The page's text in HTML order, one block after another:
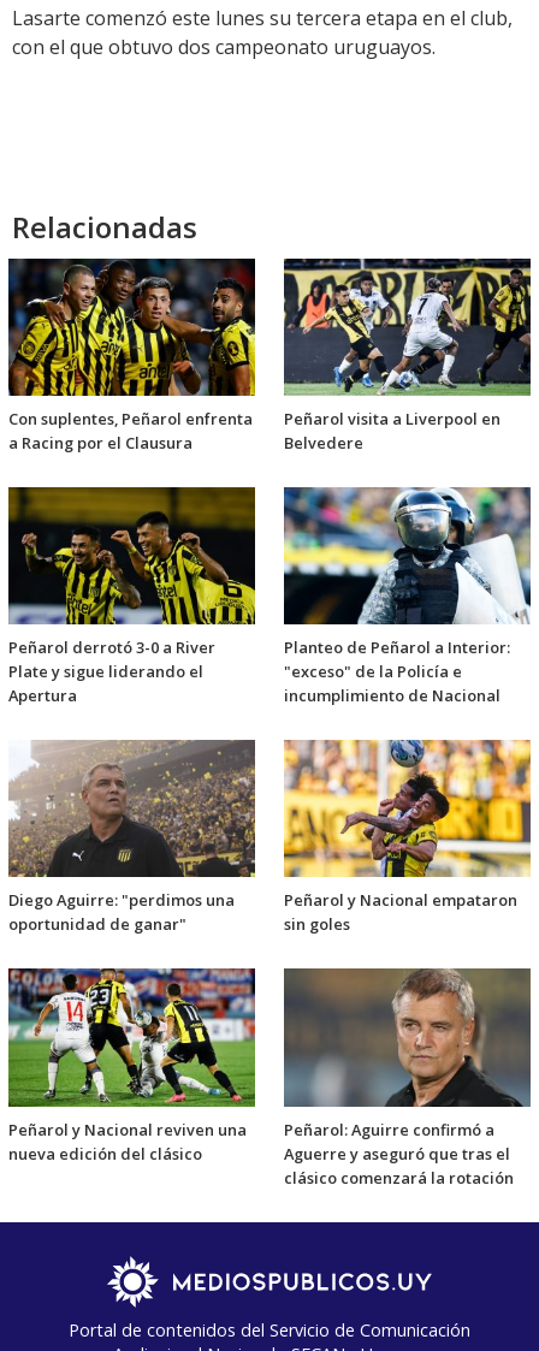
Lasarte comenzó este lunes su tercera etapa en el club,
con el que obtuvo dos campeonato uruguayos.
Relacionadas
Con suplentes, Peñarol enfrenta
a Racing por el Clausura
Peñarol visita a Liverpool en
Belvedere
Peñarol derrotó 3-0 a River
Plate y sigue liderando el
Apertura
Planteo de Peñarol a Interior:
"exceso" de la Policía e
incumplimiento de Nacional
Diego Aguirre: "perdimos una
oportunidad de ganar"
Peñarol y Nacional empataron
sin goles
Peñarol y Nacional reviven una
nueva edición del clásico
Peñarol: Aguirre confirmó a
Aguerre y aseguró que tras el
clásico comenzará la rotación
Portal de contenidos del Servicio de Comunicación